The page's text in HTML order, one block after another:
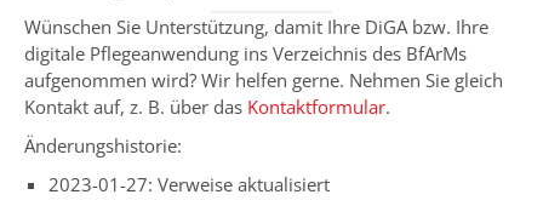
Wünschen Sie Unterstützung, damit Ihre DiGA bzw. Ihre
digitale Pflegeanwendung ins Verzeichnis des BfArMs
aufgenommen wird? Wir helfen gerne. Nehmen Sie gleich
Kontakt auf, z. B. über das Kontaktformular.
Änderungshistorie:
2023-01-27: Verweise aktualisiert